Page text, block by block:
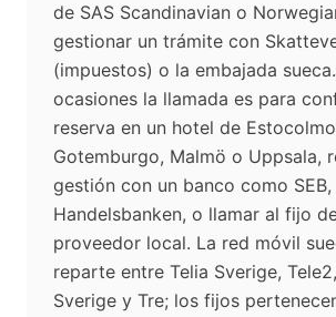
de SAS Scandinavian o
gestionar un trámite con
(impuestos) o la embajada
ocasiones la llamada es para
reserva en un hotel de
Gotemburgo, Malmö o Uppsala,
gestión con un banco como
Handelsbanken, o llamar al fijo
proveedor local. La red móvil
reparte entre Telia Sverige,
Sverige y Tre; los fijos